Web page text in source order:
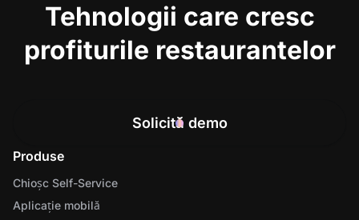
Tehnologii care cresc
profiturile restaurantelor
Solicită demo
Produse
Chioșc Self-Service
Aplicație mobilă